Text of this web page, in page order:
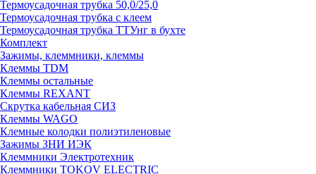
Термоусадочная трубка 50,0/25,0
Термоусадочная трубка с клеем
Термоусадочная трубка ТТУнг в бухте
Комплект
Зажимы, клеммники, клеммы
Клеммы TDM
Клеммы остальные
Клеммы REXANT
Скрутка кабельная СИЗ
Клеммы WAGO
Клемные колодки полиэтиленовые
Зажимы ЗНИ ИЭК
Клеммники Электротехник
Клеммники TOKOV ELECTRIC